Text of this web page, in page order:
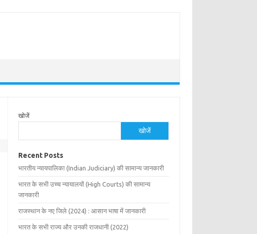
खोजें
खोजें
Recent Posts
भारतीय न्यायपालिका (Indian Judiciary) की सामान्य जानकारी
भारत के सभी उच्च न्यायालयों (High Courts) की सामान्य
जानकारी
राजस्थान के नए जिले (2024) : आसान भाषा में जानकारी
भारत के सभी राज्य और उनकी राजधानी (2022)